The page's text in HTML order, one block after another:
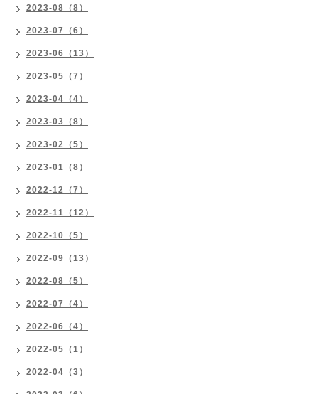
2023-08（8）
2023-07（6）
2023-06（13）
2023-05（7）
2023-04（4）
2023-03（8）
2023-02（5）
2023-01（8）
2022-12（7）
2022-11（12）
2022-10（5）
2022-09（13）
2022-08（5）
2022-07（4）
2022-06（4）
2022-05（1）
2022-04（3）